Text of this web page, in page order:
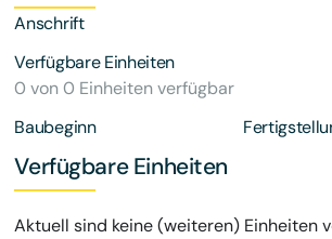
Anschrift
Baubeginn
Verfügbare Einheiten
0 von 0 Einheiten verfügbar
Verfügbare Einheiten
Aktuell sind keine (weiteren) Einheiten